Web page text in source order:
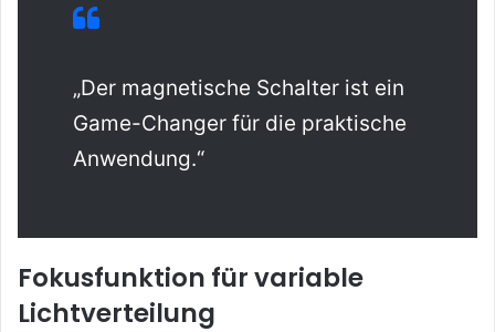
„Der magnetische Schalter ist ein
Game-Changer für die praktische
Anwendung.“
Fokusfunktion für variable
Lichtverteilung